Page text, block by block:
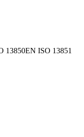
13850EN ISO 13851